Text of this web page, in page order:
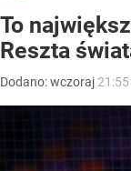
To
Reszta
Dodano:wczoraj 21:55